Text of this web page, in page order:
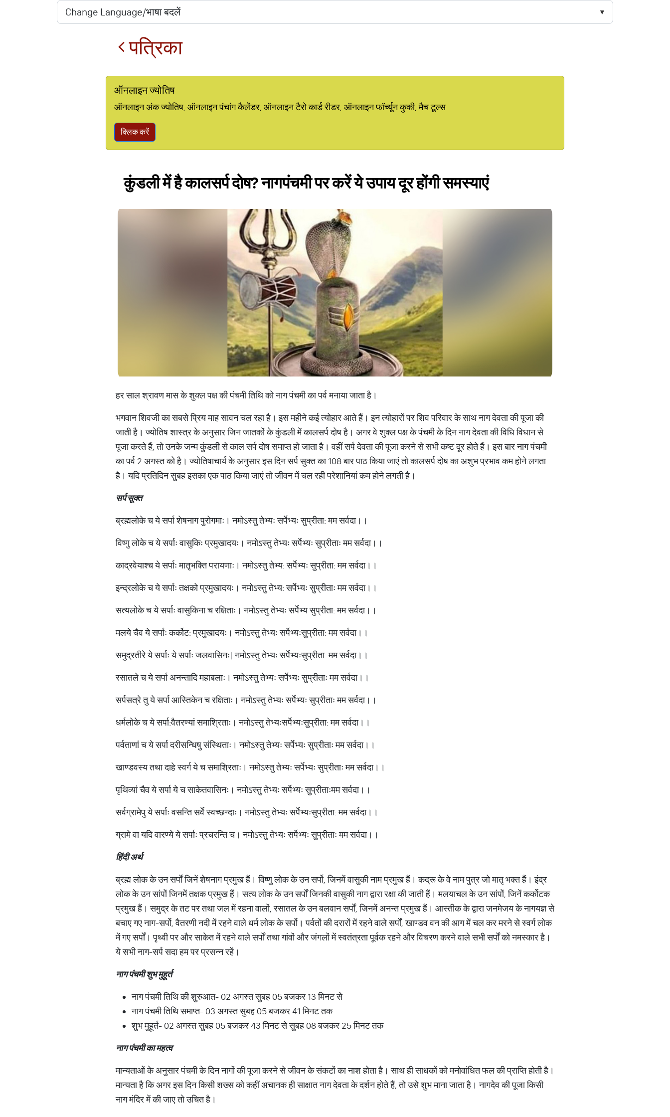
पत्रिका
ऑनलाइन ज्योतिष
ऑनलाइन अंक ज्योतिष, ऑनलाइन पंचांग कैलेंडर, ऑनलाइन टैरो कार्ड रीडर, ऑनलाइन फॉर्च्यून कुकी, मैच टूल्स
क्लिक करें
कुंडली में है कालसर्प दोष? नागपंचमी पर करें ये उपाय दूर होंगी समस्याएं
हर साल श्रावण मास के शुक्ल पक्ष की पंचमी तिथि को नाग पंचमी का पर्व मनाया जाता है।
भगवान शिवजी का सबसे प्रिय माह सावन चल रहा है। इस महीने कई त्योहार आते हैं। इन त्योहारों पर शिव परिवार के साथ नाग देवता की पूजा की
जाती है। ज्योतिष शास्त्र के अनुसार जिन जातकों के कुंडली में कालसर्प दोष है। अगर वे शुक्ल पक्ष के पंचमी के दिन नाग देवता की विधि विधान से
पूजा करते हैं, तो उनके जन्म कुंडली से काल सर्प दोष समाप्त हो जाता है। वहीं सर्प देवता की पूजा करने से सभी कष्ट दूर होते हैं। इस बार नाग पंचमी
का पर्व 2 अगस्त को है। ज्योतिषाचार्य के अनुसार इस दिन सर्प सुक्त का 108 बार पाठ किया जाएं तो कालसर्प दोष का अशुभ प्रभाव कम होने लगता
है। यदि प्रतिदिन सुबह इसका एक पाठ किया जाएं तो जीवन में चल रही परेशानियां कम होने लगती है।
सर्प सूक्त
ब्रह्मलोके च ये सर्पा शेषनाग पुरोगमाः। नमोऽस्तु तेभ्यः सर्पेभ्यः सुप्रीता: मम सर्वदा।।
विष्णु लोके च ये सर्पाः वासुकिः प्रमुखादयः। नमोऽस्तु तेभ्यः सर्पेभ्यः सुप्रीताः मम सर्वदा।।
काद्रवेयाश्च ये सर्पाः मातृभक्ति परायणाः। नमोऽस्तु तेभ्य: सर्पेभ्यः सुप्रीता: मम सर्वदा।।
इन्द्रलोके च ये सर्पाः तक्षको प्रमुखादयः। नमोऽस्तु तेभ्य: सर्पेभ्यः सुप्रीताः मम सर्वदा।।
सत्यलोके च ये सर्पाः वासुकिना च रक्षिताः। नमोऽस्तु तेभ्यः सर्पेभ्य सुप्रीता: मम सर्वदा।।
मलये चैव ये सर्पाः कर्कोट: प्रमुखादयः। नमोऽस्तु तेभ्यः सर्पेभ्यःसुप्रीता: मम सर्वदा।।
समुद्रतीरे ये सर्पाः ये सर्पाः जलवासिनः| नमोऽस्तु तेभ्यः सर्पेभ्यःसुप्रीता: मम सर्वदा।।
रसातले च ये सर्पा अनन्तादि महाबलाः। नमोऽस्तु तेभ्यः सर्पेभ्यः सुप्रीताः मम सर्वदा।।
सर्पसत्रे तु ये सर्पा आस्तिकेन च रक्षिताः। नमोऽस्तु तेभ्यः सर्पेभ्यः सुप्रीताः मम सर्वदा।।
धर्मलोके च ये सर्पा:वैतरण्यां समाश्रिताः। नमोऽस्तु तेभ्यःसर्पेभ्यःसुप्रीता: मम सर्वदा।।
पर्वताणां च ये सर्पा दरीसन्धिषु संस्थिताः। नमोऽस्तु तेभ्यः सर्पेभ्यः सुप्रीताः मम सर्वदा।।
खाण्डवस्य तथा दाहे स्वर्ग ये च समाश्रिताः। नमोऽस्तु तेभ्यः सर्पेभ्यः सुप्रीताः मम सर्वदा।।
पृथिव्यां चैव ये सर्पा ये च साकेतवासिनः। नमोऽस्तु तेभ्यः सर्पेभ्यः सुप्रीताःमम सर्वदा।।
सर्वग्रामेपु ये सर्पाः वसन्ति सर्वे स्वच्छन्दाः। नमोऽस्तु तेभ्यः सर्पेभ्यःसुप्रीता: मम सर्वदा।।
ग्रामे वा यदि वारण्ये ये सर्पाः प्रचरन्ति च। नमोऽस्तु तेभ्यः सर्पेभ्यः सुप्रीताः मम सर्वदा।।
हिंदी अर्थ
ब्रह्म लोक के उन सर्पों जिनें शेषनाग प्रमुख हैं। विष्णु लोक के उन सर्पो, जिनमें वासुकी नाम प्रमुख हैं। कद्रू के वे नाम पुत्र जो मातृ भक्त हैं। इंद्र
लोक के उन सांपों जिनमें तक्षक प्रमुख हैं। सत्य लोक के उन सर्पों जिनकी वासुकी नाग द्वारा रक्षा की जाती हैं। मलयाचल के उन सांपों, जिनें कर्कोटक
प्रमुख हैं। समुद्र के तट पर तथा जल में रहना वालों, रसातल के उन बलवान सर्पों, जिनमें अनन्त प्रमुख हैं। आस्तीक के द्वारा जनमेजय के नागयज्ञ से
बचाए गए नाग-सर्पो, वैतरणी नदी में रहने वाले धर्म लोक के सर्पो। पर्वतों की दरारों में रहने वाले सर्पों, खाण्डव वन की आग में चल कर मरने से स्वर्ग लोक
में गए सर्पों। पृथ्वी पर और साकेत में रहने वाले सर्पों तथा गांवों और जंगलों में स्वतंत्रता पूर्वक रहने और विचरण करने वाले सभी सर्पों को नमस्कार है।
ये सभी नाग-सर्प सदा हम पर प्रसन्न रहें।
नाग पंचमी शुभ मुहूर्त
नाग पंचमी तिथि की शुरुआत- 02 अगस्त सुबह 05 बजकर 13 मिनट से
नाग पंचमी तिथि समाप्त- 03 अगस्त सुबह 05 बजकर 41 मिनट तक
शुभ मुहूर्त- 02 अगस्त सुबह 05 बजकर 43 मिनट से सुबह 08 बजकर 25 मिनट तक
नाग पंचमी का महत्व
मान्यताओं के अनुसार पंचमी के दिन नागों की पूजा करने से जीवन के संकटों का नाश होता है। साथ ही साधकों को मनोवांधित फल की प्राप्ति होती है।
मान्यता है कि अगर इस दिन किसी शख्स को कहीं अचानक ही साक्षात नाग देवता के दर्शन होते हैं, तो उसे शुभ माना जाता है। नागदेव की पूजा किसी
नाग मंदिर में की जाए तो उचित है।